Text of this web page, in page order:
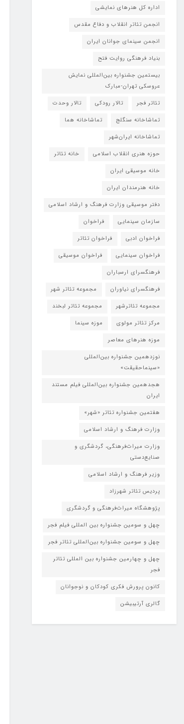
اداره کل هنرهای نمایشی
انجمن تئاتر انقلاب و دفاع مقدس
انجمن سینمای جوانان ایران
بنیاد فرهنگی روایت فتح
بیستمین جشنواره بین‌المللی نمایش
عروسکی تهران-مبارک
تئاتر فجر
تالار رودکی
تالار وحدت
تماشاخانه سنگلج
تماشاخانه هما
تماشاخانه‌ ایران‌شهر
حوزه هنری انقلاب اسلامی
خانه تئاتر
خانه موسیقی ایران
خانه هنرمندان ایران
دفتر موسیقی وزارت فرهنگ و ارشاد اسلامی
سازمان سینمایی
فراخوان
فراخوان ادبی
فراخوان تئاتر
فراخوان سینمایی
فراخوان موسیقی
فرهنگسرای ارسباران
فرهنگسرای نیاوران
مجموعه تئاتر شهر
مجموعه تئاترشهر
مجموعه تئاتر لبخند
مرکز تئاتر مولوی
موزه سینما
موزه هنرهای معاصر
نوزدهمین جشنواره بین‌المللی
«سینماحقیقت»
هجدهمین جشنواره بین‌المللی فیلم مستند
ایران
هفتمین جشنواره تئاتر «شهر»
وزارت فرهنگ و ارشاد اسلامی
وزارت میراث‌فرهنگی، گردشگری و
صنایع‌دستی
وزیر فرهنگ و ارشاد اسلامی
پردیس تئاتر شهرزاد
پژوهشگاه میراث‌فرهنگی و گردشگری
چهل و سومین جشنواره بین المللی فیلم فجر
چهل و سومین جشنواره بین‌المللی تئاتر فجر
چهل و چهارمین جشنواره بین المللی تئاتر
فجر
کانون پرورش فکری کودکان و نوجوانان
گالری آرتیبیشن